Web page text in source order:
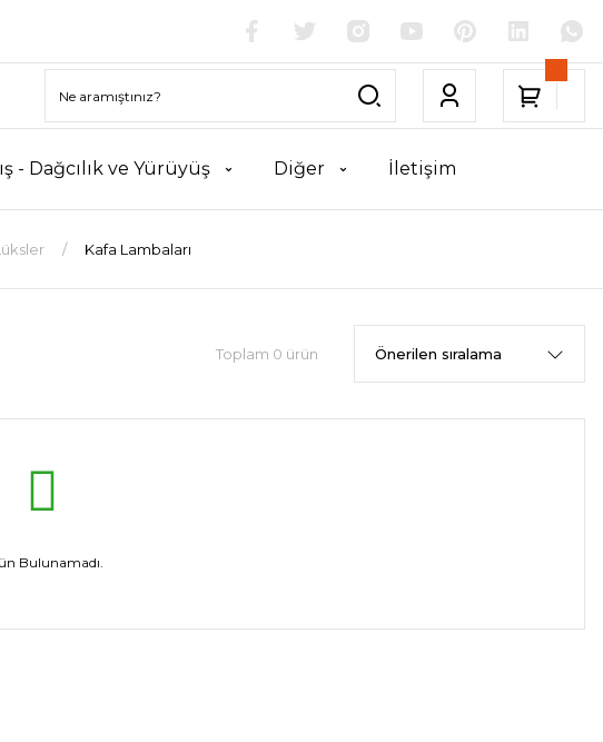
- Dağcılık ve Yürüyüş Diğer İletişim
Kafa Lambaları
Toplam 0 ürün
Bulunamadı.